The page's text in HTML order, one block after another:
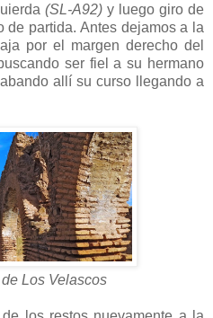
(SL-A92)y luego giro de
de partida. Antes dejamos a la
por el margen derecho del
ser fiel a su hermano
allí su curso llegando a
Los Velascos